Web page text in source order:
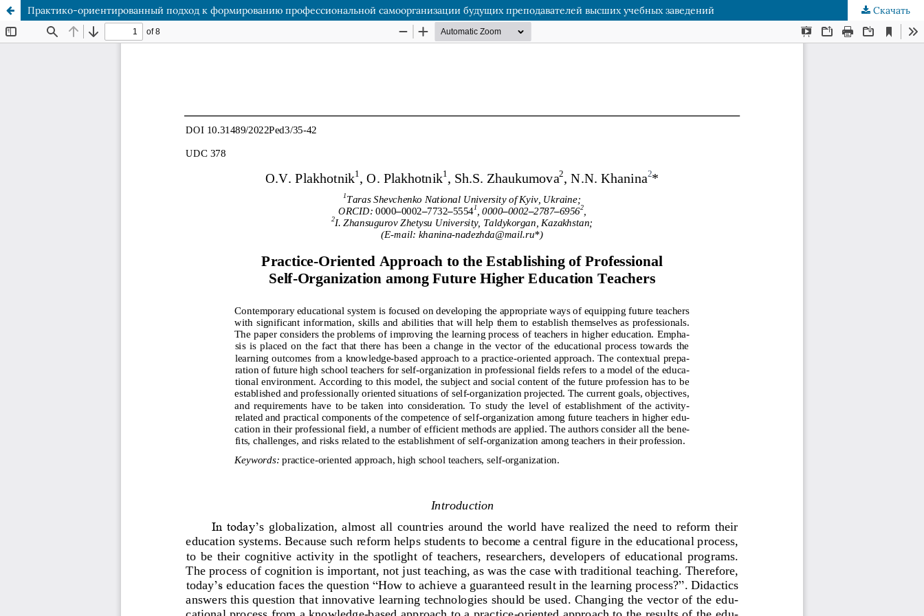
Практико-ориентированный подход к формированию профессиональной самоорганизации будущих преподавателей высших учебных заведений Скачать